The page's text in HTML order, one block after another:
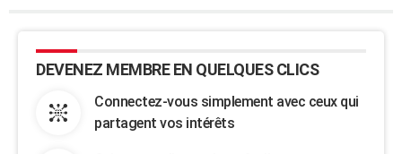
DEVENEZ MEMBRE EN QUELQUES CLICS
Connectez-vous simplement avec ceux qui
partagent vos intérêts